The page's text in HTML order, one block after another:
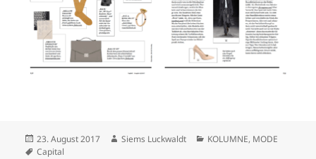
Veröffentlicht
am
23. August 2017 Autor
Siems Luckwaldt Kategorien
KOLUMNE, MODE
Schlagwörter
Capital